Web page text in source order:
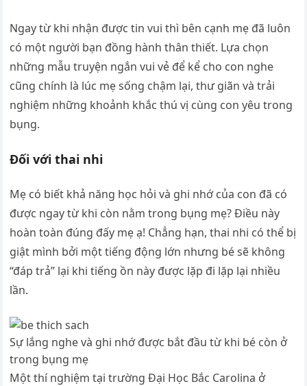
Ngay từ khi nhận được tin vui thì bên cạnh mẹ đã luôn
có một người bạn đồng hành thân thiết. Lựa chọn
những mẫu truyện ngắn vui vẻ để kể cho con nghe
cũng chính là lúc mẹ sống chậm lại, thư giãn và trải
nghiệm những khoảnh khắc thú vị cùng con yêu trong
bụng.
Đối với thai nhi
Mẹ có biết khả năng học hỏi và ghi nhớ của con đã có
được ngay từ khi còn nằm trong bụng mẹ? Điều này
hoàn toàn đúng đấy mẹ ạ! Chẳng hạn, thai nhi có thể bị
giật mình bởi một tiếng động lớn nhưng bé sẽ không
“đáp trả” lại khi tiếng ồn này được lặp đi lặp lại nhiều
lần.
Sự lắng nghe và ghi nhớ được bắt đầu từ khi bé còn ở
trong bụng mẹ
Một thí nghiệm tại trường Đại Học Bắc Carolina ở